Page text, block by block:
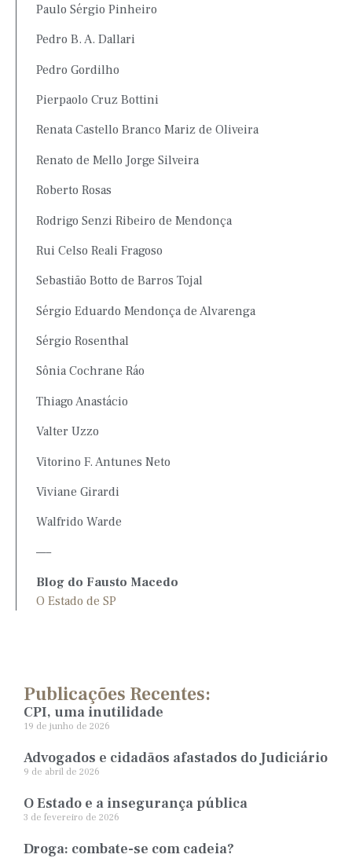
Paulo Sérgio Pinheiro
Pedro B. A. Dallari
Pedro Gordilho
Pierpaolo Cruz Bottini
Renata Castello Branco Mariz de Oliveira
Renato de Mello Jorge Silveira
Roberto Rosas
Rodrigo Senzi Ribeiro de Mendonça
Rui Celso Reali Fragoso
Sebastião Botto de Barros Tojal
Sérgio Eduardo Mendonça de Alvarenga
Sérgio Rosenthal
Sônia Cochrane Ráo
Thiago Anastácio
Valter Uzzo
Vitorino F. Antunes Neto
Viviane Girardi
Walfrido Warde
—–
Blog do Fausto Macedo
O Estado de SP
Publicações Recentes:
CPI, uma inutilidade
19 de junho de 2026
Advogados e cidadãos afastados do Judiciário
9 de abril de 2026
O Estado e a insegurança pública
3 de fevereiro de 2026
Droga: combate-se com cadeia?